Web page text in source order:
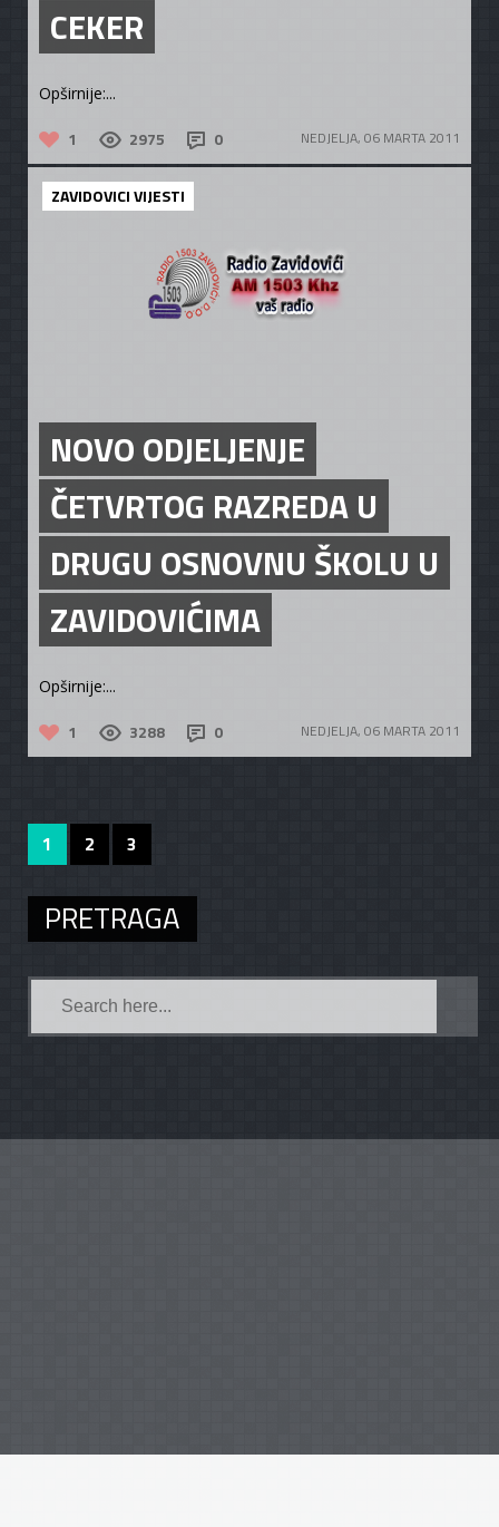
CEKER
Opširnije:...
1 2975 0 NEDJELJA, 06 MARTA 2011
ZAVIDOVICI VIJESTI
NOVO ODJELJENJE
ČETVRTOG RAZREDA U
DRUGU OSNOVNU ŠKOLU U
ZAVIDOVIĆIMA
Opširnije:...
1 3288 0 NEDJELJA, 06 MARTA 2011
1 2 3
PRETRAGA